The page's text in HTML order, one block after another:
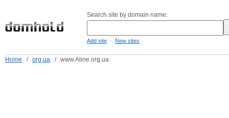
Search site by domain name:
Add site - New sites
Home / org.ua / www.Aline.org.ua